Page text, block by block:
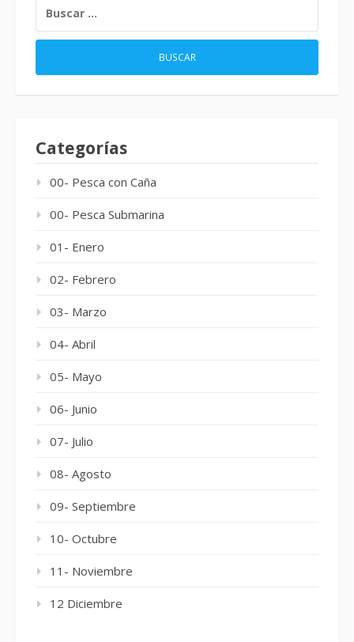
Categorías
00- Pesca con Caña
00- Pesca Submarina
01- Enero
02- Febrero
03- Marzo
04- Abril
05- Mayo
06- Junio
07- Julio
08- Agosto
09- Septiembre
10- Octubre
11- Noviembre
12 Diciembre